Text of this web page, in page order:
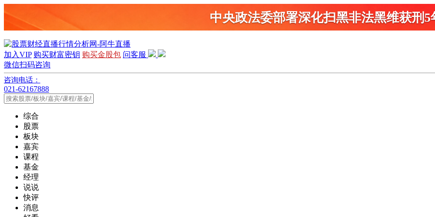
中央政法委部署深化扫黑非法黑维获刑5
加入VIP 购买财富密钥 购买金股包 问客服
微信扫码咨询
咨询电话：
021-62167888
综合
股票
板块
嘉宾
课程
基金
经理
说说
快评
消息